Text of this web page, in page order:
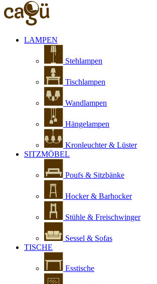
LAMPEN
Stehlampen
Tischlampen
Wandlampen
Hängelampen
Kronleuchter & Lüster
SITZMÖBEL
Poufs & Sitzbänke
Hocker & Barhocker
Stühle & Freischwinger
Sessel & Sofas
TISCHE
Esstische